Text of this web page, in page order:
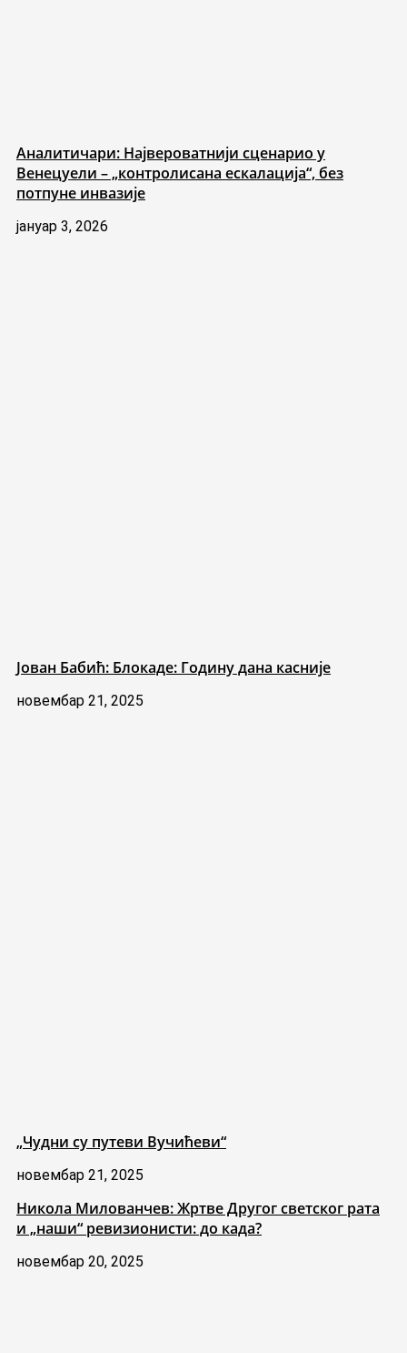
Аналитичари: Највероватнији сценарио у
Венецуели – „контролисана ескалација“, без
потпуне инвазије
јануар 3, 2026
Јован Бабић: Блокаде: Годину дана касније
новембар 21, 2025
„Чудни су путеви Вучићеви“
новембар 21, 2025
Никола Милованчев: Жртве Другог светског рата
и „наши“ ревизионисти: до када?
новембар 20, 2025